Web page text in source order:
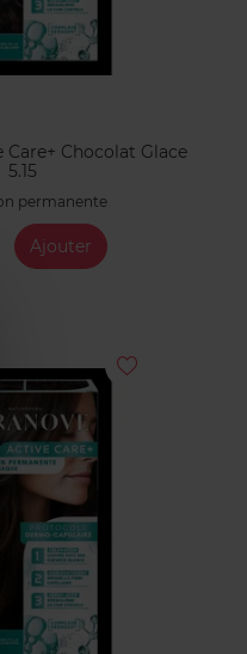
Chocolat Glace
5.15
permanente
Ajouter